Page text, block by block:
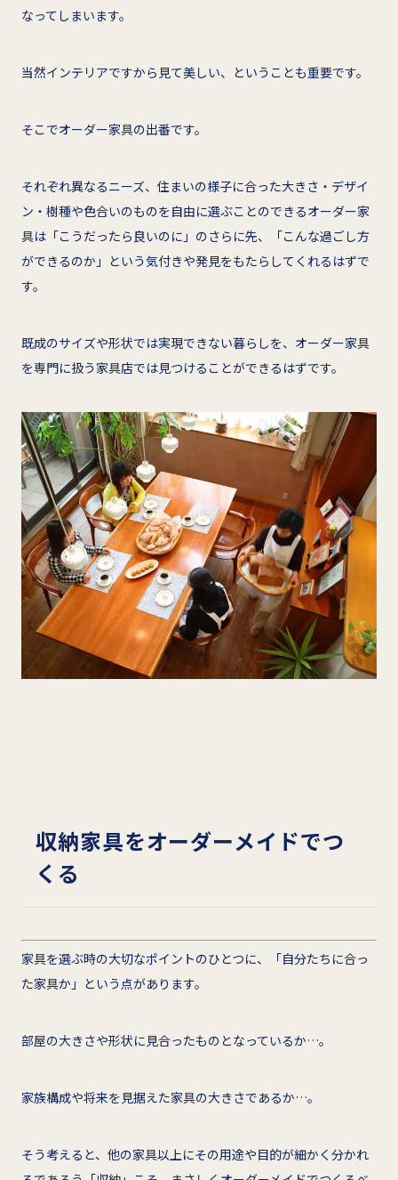
なってしまいます。
当然インテリアですから見て美しい、ということも重要です。
そこでオーダー家具の出番です。
それぞれ異なるニーズ、住まいの様子に合った大きさ・デザイ
ン・樹種や色合いのものを自由に選ぶことのできるオーダー家
具は「こうだったら良いのに」のさらに先、「こんな過ごし方
ができるのか」という気付きや発見をもたらしてくれるはずで
す。
既成のサイズや形状では実現できない暮らしを、オーダー家具
を専門に扱う家具店では見つけることができるはずです。
収納家具をオーダーメイドでつ
くる
家具を選ぶ時の大切なポイントのひとつに、「自分たちに合っ
た家具か」という点があります。
部屋の大きさや形状に見合ったものとなっているか…。
家族構成や将来を見据えた家具の大きさであるか…。
そう考えると、他の家具以上にその用途や目的が細かく分かれ